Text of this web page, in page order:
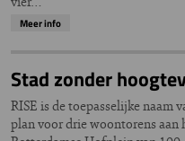
Meer info
Stad zonder
RISE is de toepasselijke naam
plan voor drie woontorens aan